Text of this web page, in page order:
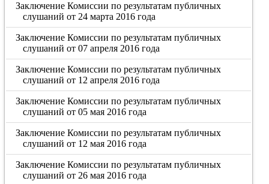
Заключение Комиссии по результатам публичных
слушаний от 24 марта 2016 года
Заключение Комиссии по результатам публичных
слушаний от 07 апреля 2016 года
Заключение Комиссии по результатам публичных
слушаний от 12 апреля 2016 года
Заключение Комиссии по результатам публичных
слушаний от 05 мая 2016 года
Заключение Комиссии по результатам публичных
слушаний от 12 мая 2016 года
Заключение Комиссии по результатам публичных
слушаний от 26 мая 2016 года